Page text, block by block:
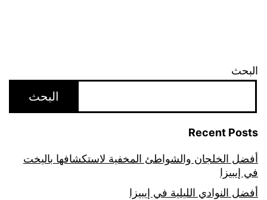
البحث
البحث
Recent Posts
أفضل الخلجان والشواطئ المخفية لاستكشافها باليخت
في إيبيزا
أفضل النوادي الليلية في إيبيزا